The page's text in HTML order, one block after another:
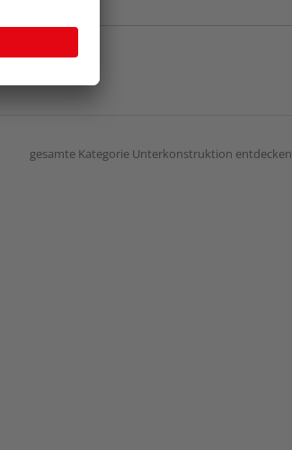
gesamte Kategorie Unterkonstruktion entdecken